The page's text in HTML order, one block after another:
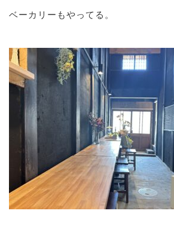
ベーカリーもやってる。